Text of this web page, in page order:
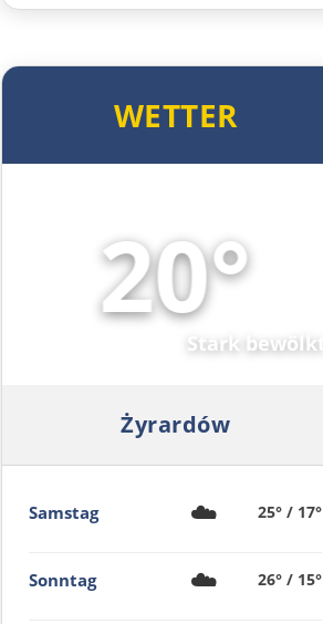
Prag
Cham
Regensburg
Ingolstadt
WETTER
20°
Stark bewölkt
Żyrardów
Samstag ☁️ 25° / 17°
Sonntag ☁️ 26° / 15°